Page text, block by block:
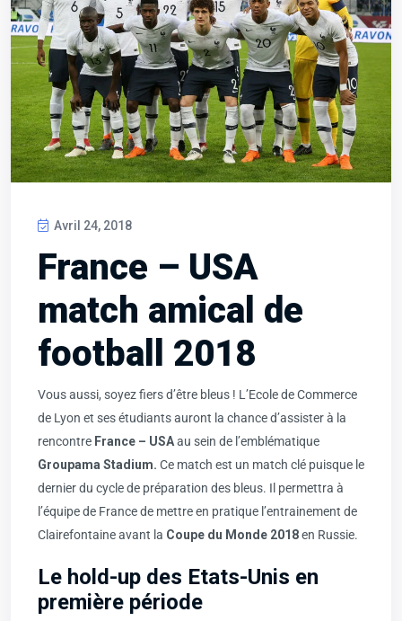
Avril 24, 2018
France – USA
match amical de
football 2018
Vous aussi, soyez fiers d’être bleus ! L’Ecole de Commerce
de Lyon et ses étudiants auront la chance d’assister à la
rencontre France – USAau sein de l’emblématique
Groupama Stadium. Ce match est un match clé puisque le
dernier du cycle de préparation des bleus. Il permettra à
l’équipe de France de mettre en pratique l’entrainement de
Clairefontaine avant la Coupe du Monde 2018en Russie.
Le hold-up des Etats-Unis en
première période​